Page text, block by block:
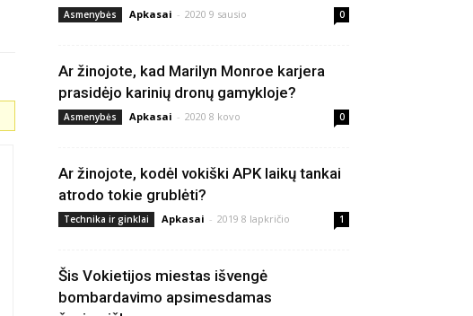
Asmenybės Apkasai - 2020 9 sausio 0
Ar žinojote, kad Marilyn Monroe karjera
prasidėjo karinių dronų gamykloje?
Asmenybės Apkasai - 2020 8 kovo 0
Ar žinojote, kodėl vokiški APK laikų tankai
atrodo tokie grublėti?
Technika ir ginklai Apkasai - 2019 8 lapkričio 1
Šis Vokietijos miestas išvengė
bombardavimo apsimesdamas